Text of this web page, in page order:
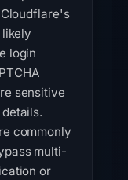
login
sensitive
commonly
multi-
or